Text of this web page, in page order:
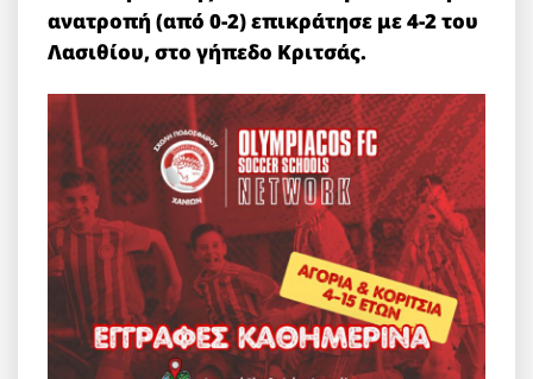
ανατροπή (από 0-2) επικράτησε με 4-2 του
Λασιθίου, στο γήπεδο Κριτσάς.